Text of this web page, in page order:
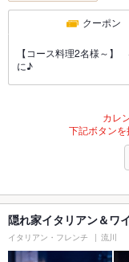
クーポン
【コース料理2名様～】
に♪
カレ
下記ボタンを
隠れ家イタリアン＆
イタリアン・フレンチ 流川